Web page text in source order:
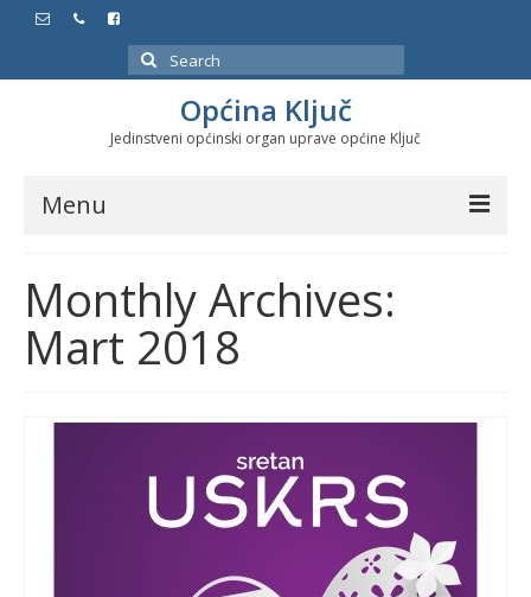
Search
for:
Općina Ključ
Jedinstveni općinski organ uprave općine Ključ
Menu
Službeni glasnici
Javne nabavke
Značajni datumi i manifestacije
Program energetske efikasnosti u stambenom
Monthly Archives:
Mart 2018